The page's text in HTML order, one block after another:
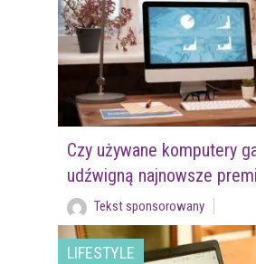
Czy używane komputery
udźwigną najnowsze
Tekst sponsorowany
LIFESTYLE